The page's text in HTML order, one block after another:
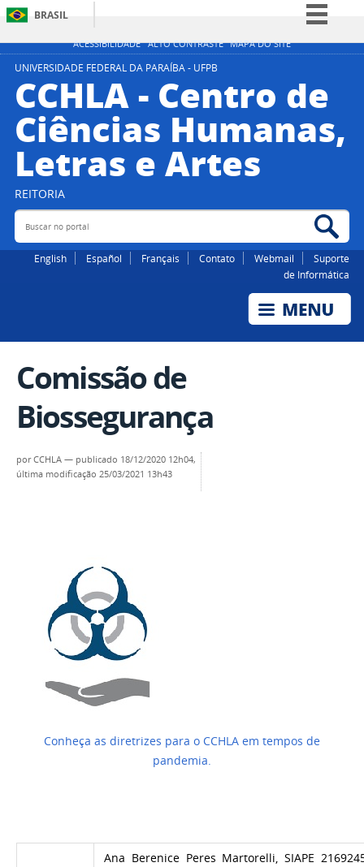
ACESSIBILIDADE ALTO CONTRASTE MAPA DO SITE
BRASIL
Simplifique!
Participe
Legislação
Canais
UNIVERSIDADE FEDERAL DA PARAÍBA - UFPB
CCHLA - Centro de
Ciências Humanas,
Letras e Artes
REITORIA
Buscar no portal
English Español Français Contato Webmail
Suporte
de Informática
Comissão de
Biossegurança
porCCHLA — publicado 18/12/2020 12h04,
última modificação 25/03/2021 13h43
Conheça as diretrizes para o CCHLA em tempos de
pandemia.
Ana Berenice Peres Martorelli, SIAPE